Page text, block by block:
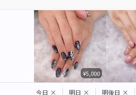
¥5,000
今日 × 明日 × 明後日 ×